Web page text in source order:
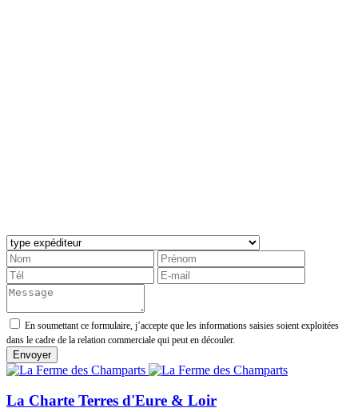
En soumettant ce formulaire, j’accepte que les informations saisies soient exploitées
dans le cadre de la relation commerciale qui peut en découler.
La Charte Terres d'Eure & Loir